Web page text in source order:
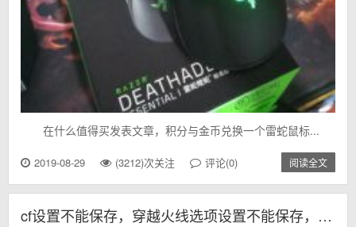
在什么值得买发表文章，积分与金币兑换一个雷蛇鼠标...
2019-08-29 (3212)次关注 评论(0) 阅读全文
cf设置不能保存，穿越火线选项设置不能保存，恢复默认设置